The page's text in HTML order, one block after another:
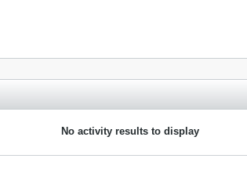
No activity results to display